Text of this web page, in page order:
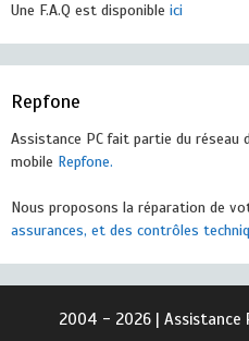
Une F.A.Q est disponible ici
Repfone
Assistance PC fait partie du réseau
mobile Repfone.
Nous proposons la réparation de
assurances, et des contrôles
2004 - 2026 | Assistance